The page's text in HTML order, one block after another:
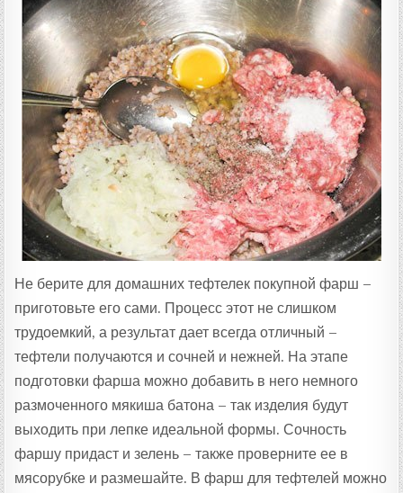
Не берите для домашних тефтелек покупной фарш –
приготовьте его сами. Процесс этот не слишком
трудоемкий, а результат дает всегда отличный –
тефтели получаются и сочней и нежней. На этапе
подготовки фарша можно добавить в него немного
размоченного мякиша батона – так изделия будут
выходить при лепке идеальной формы. Сочность
фаршу придаст и зелень – также проверните ее в
мясорубке и размешайте. В фарш для тефтелей можно